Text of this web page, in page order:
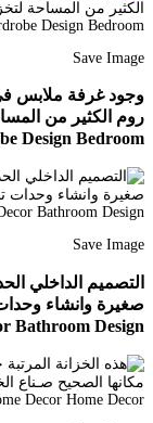
Save Image
وجود غرفة ملابس
Design Bedroom
Save Image
التصميم الداخلي
صغيرة وانشاء
Bathroom Design